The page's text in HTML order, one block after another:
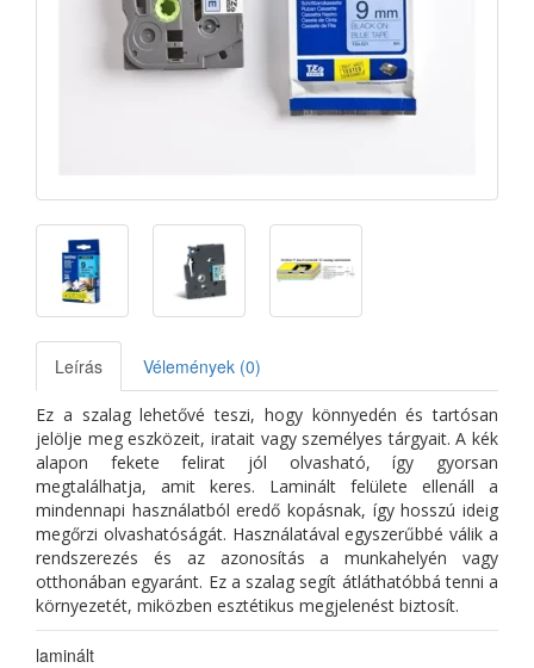
Leírás Vélemények (0)
Ez a szalag lehetővé teszi, hogy könnyedén és tartósan
jelölje meg eszközeit, iratait vagy személyes tárgyait. A kék
alapon fekete felirat jól olvasható, így gyorsan
megtalálhatja, amit keres. Laminált felülete ellenáll a
mindennapi használatból eredő kopásnak, így hosszú ideig
megőrzi olvashatóságát. Használatával egyszerűbbé válik a
rendszerezés és az azonosítás a munkahelyén vagy
otthonában egyaránt. Ez a szalag segít átláthatóbbá tenni a
környezetét, miközben esztétikus megjelenést biztosít.
laminált